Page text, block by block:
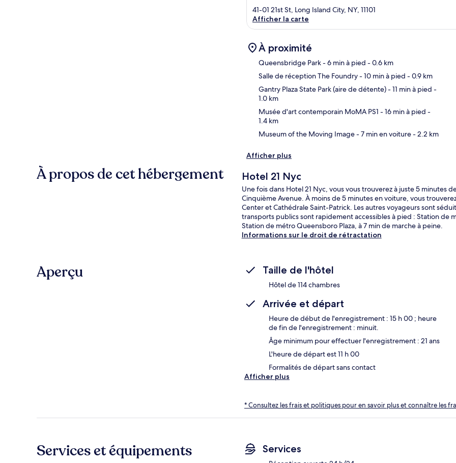
41-01 21st St, Long Island City, NY, 11101
Afficher la carte
À proximité
Queensbridge Park- 6 min à pied - 0.6 km
Salle de réception The Foundry- 10 min à pied - 0.9 km
Gantry Plaza State Park (aire de détente)- 11 min à pied -
1.0 km
Musée d'art contemporain MoMA PS1 - 16 min à pied -
1.4 km
Museum of the Moving Image- 7 min en voiture- 2.2 km
Afficher plus
À propos de cet hébergement Hotel 21 Nyc
Une fois dans Hotel 21 Nyc, vous vous trouverez à juste 5 minutes
Cinquième Avenue. À moins de 5 minutes en voiture, vous
Center et Cathédrale Saint-Patrick. Les autres voyageurs sont
transports publics sont rapidement accessibles à pied : Station de
Station de métro Queensboro Plaza, à 7 min de marche à peine.
Informations sur le droit de rétractation
Aperçu Taille de l'hôtel
Hôtel de 114 chambres
Arrivée et départ
Heure de début de l'enregistrement : 15 h 00 ; heure
de fin de l'enregistrement : minuit.
Âge minimum pour effectuer l'enregistrement : 21 ans
L'heure de départ est 11 h 00
Formalités de départ sans contact
Afficher plus
* Consultez les frais et politiques pour en savoir plus et connaître les
Services et équipements Services